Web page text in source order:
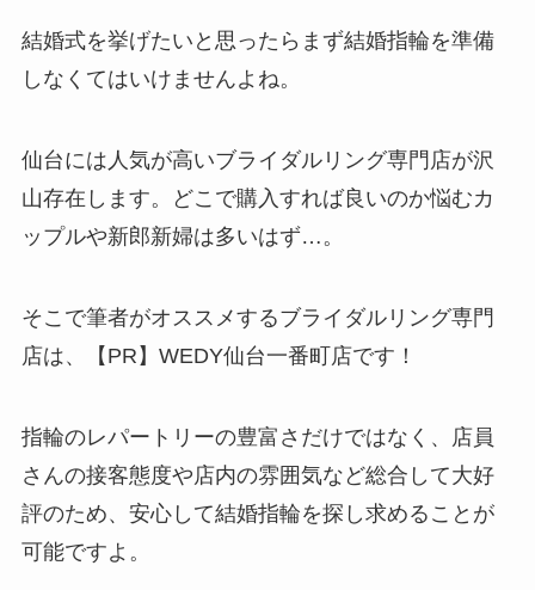
結婚式を挙げたいと思ったらまず結婚指輪を準備
しなくてはいけませんよね。
仙台には人気が高いブライダルリング専門店が沢
山存在します。どこで購入すれば良いのか悩むカ
ップルや新郎新婦は多いはず…。
そこで筆者がオススメするブライダルリング専門
店は、【PR】WEDY仙台一番町店です！
指輪のレパートリーの豊富さだけではなく、店員
さんの接客態度や店内の雰囲気など総合して大好
評のため、安心して結婚指輪を探し求めることが
可能ですよ。